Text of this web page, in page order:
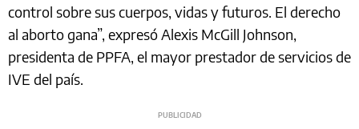
control sobre sus cuerpos, vidas y futuros. El derecho
al aborto gana”, expresó Alexis McGill Johnson,
presidenta de PPFA, el mayor prestador de servicios de
IVE del país.